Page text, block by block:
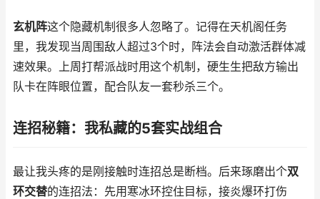
玄机阵这个隐藏机制很多人忽略了。记得在天机阁任务
里，我发现当周围敌人超过3个时，阵法会自动激活群体减
速效果。上周打帮派战时用这个机制，硬生生把敌方输出
队卡在阵眼位置，配合队友一套秒杀三个。
连招秘籍：我私藏的5套实战组合
最让我头疼的是刚接触时连招总是断档。后来琢磨出个双
环交替的连招法：先用寒冰环控住目标，接炎爆环打伤